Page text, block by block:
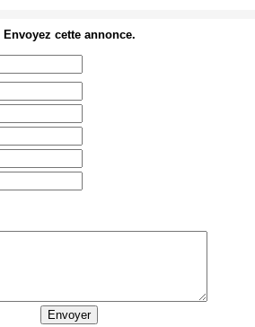
Envoyez cette annonce.